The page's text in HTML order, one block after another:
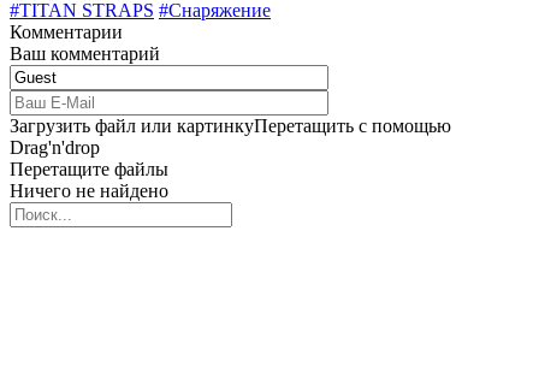
#TITAN STRAPS #Снаряжение
Комментарии
Ваш комментарий
Загрузить файл или картинкуПеретащить с помощью
Drag'n'drop
Перетащите файлы
Ничего не найдено